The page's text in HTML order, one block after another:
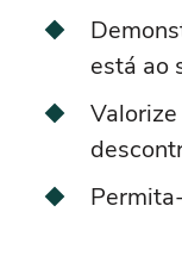
está ao